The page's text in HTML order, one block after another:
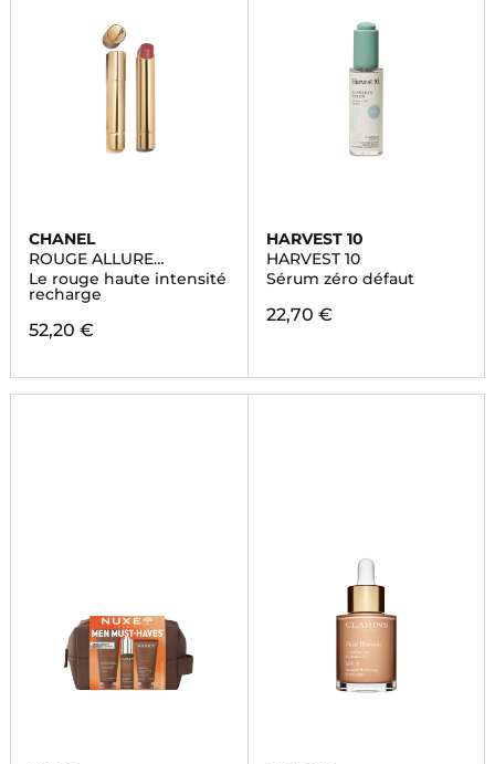
CHANEL
ROUGE ALLURE
L'EXTRAIT
Le rouge haute intensité
recharge
52,20 €
HARVEST 10
HARVEST 10
Sérum zéro défaut
22,70 €